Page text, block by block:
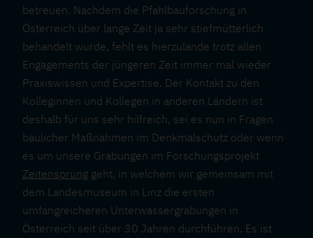
betreuen. Nachdem die Pfahlbauforschung in
Österreich über lange Zeit ja sehr stiefmütterlich
behandelt wurde, fehlt es hierzulande trotz allen
Engagements der jüngeren Zeit immer mal wieder
Praxiswissen und Expertise. Der Kontakt zu den
Kolleginnen und Kollegen in anderen Ländern ist
deshalb für uns sehr hilfreich, sei es nun in Fragen
baulicher Maßnahmen im Denkmalschutz oder wenn
es um unsere Grabungen im Forschungsprojekt
Zeitensprung geht, in welchem wir gemeinsam mit
dem Landesmuseum in Linz die ersten
umfangreicheren Unterwassergrabungen in
Österreich seit über 30 Jahren durchführen. Es ist